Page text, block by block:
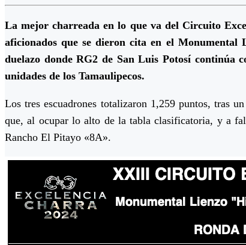
La mejor charreada en lo que va del Circuito
aficionados que se dieron cita en el Monumental
duelazo donde RG2 de San Luis Potosí continúa
unidades de los Tamaulipecos.
Los tres escuadrones totalizaron 1,259 puntos, tras
que, al ocupar lo alto de la tabla clasificatoria, y a
Rancho El Pitayo «8A».